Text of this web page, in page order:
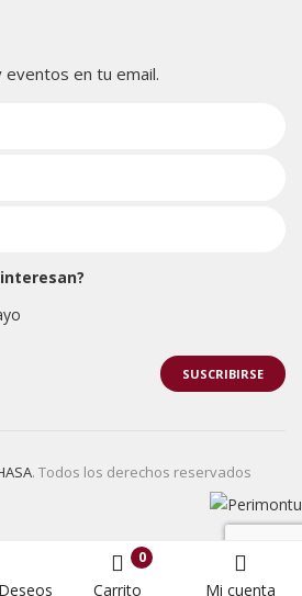
en tu email.
. Todos los derechos reservados
0
Carrito Mi cuenta